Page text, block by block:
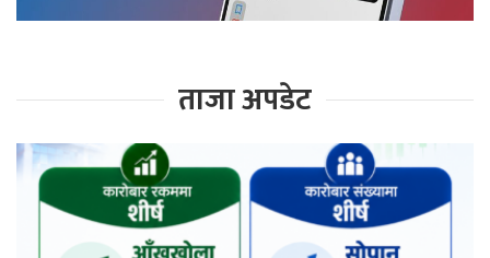
ताजा अपडेट